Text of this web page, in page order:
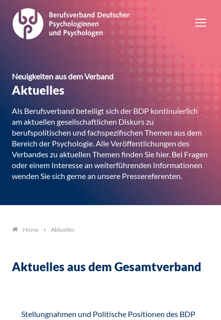
Neuigkeiten aus dem Verband
Aktuelles
Als Berufsverband beteiligt sich der BDP kontinuierlich
am aktuellen gesellschaftlichen Diskurs zu
berufspolitischen und fachspezifischen Themen aus dem
Bereich der Psychologie. Alle Veröffentlichungen des
Verbandes zu aktuellen Themen finden Sie hier. Bei Fragen
oder einem Interesse an weiterführenden Informationen
wenden Sie sich gerne an unsere Pressereferenten.
Home Aktuelles
Aktuelles aus dem Gesamtverband
Stellungnahmen und Politische Positionen des BDP